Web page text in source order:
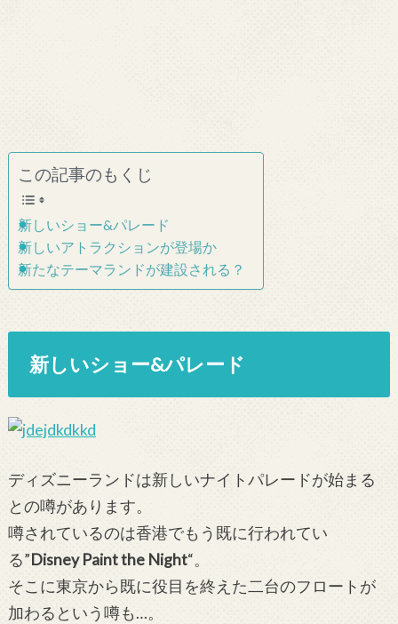
この記事のもくじ
新しいショー&パレード
新しいアトラクションが登場か
新たなテーマランドが建設される？
新しいショー&パレード
ディズニーランドは新しいナイトパレードが始まる
との噂があります。
噂されているのは香港でもう既に行われてい
る”Disney Paint the Night“。
そこに東京から既に役目を終えた二台のフロートが
加わるという噂も…。